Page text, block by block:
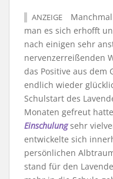
ANZEIGE
man es sich erhofft
nach einigen sehr
nervenzerreißenden
das Positive aus dem
endlich wieder
Schulstart des
Monaten gefreut
Einschulungsehr
entwickelte sich
persönlichen
stand für den